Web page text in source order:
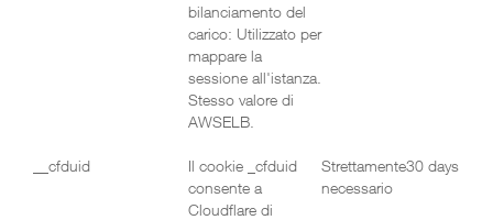
bilanciamento del
carico: Utilizzato per
mappare la
sessione all'istanza.
Stesso valore di
AWSELB.
__cfduid
Il cookie _cfduid
consente a
Cloudflare di
Strettamente
necessario
30 days